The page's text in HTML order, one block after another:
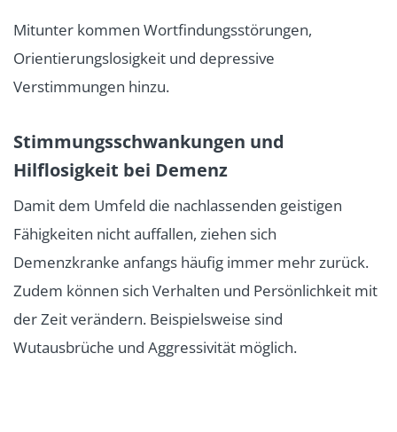
Mitunter kommen Wortfindungsstörungen,
Orientierungslosigkeit und depressive
Verstimmungen hinzu.
Stimmungsschwankungen und
Hilflosigkeit bei Demenz
Damit dem Umfeld die nachlassenden geistigen
Fähigkeiten nicht auffallen, ziehen sich
Demenzkranke anfangs häufig immer mehr zurück.
Zudem können sich Verhalten und Persönlichkeit mit
der Zeit verändern. Beispielsweise sind
Wutausbrüche und Aggressivität möglich.